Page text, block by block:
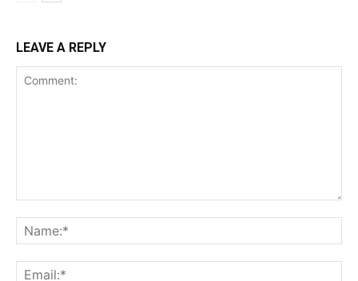
LEAVE A REPLY